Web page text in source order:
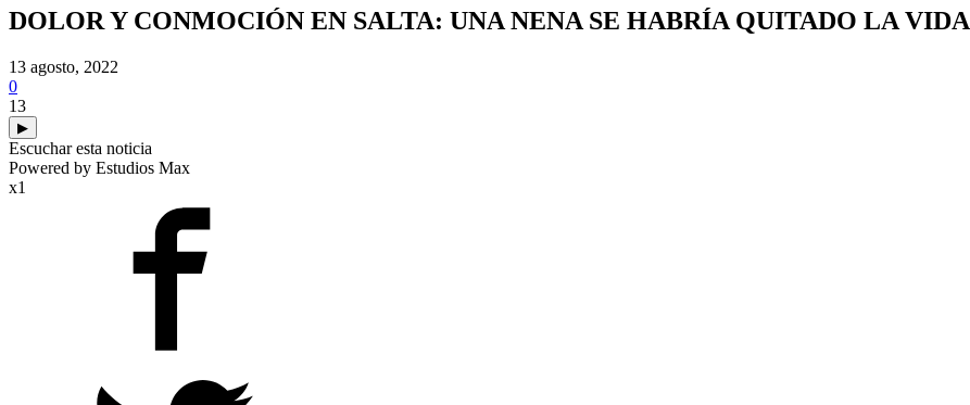
DOLOR Y CONMOCIÓN EN SALTA: UNA NENA SE HABRÍA QUITADO LA VIDA
13 agosto, 2022
0
13
▶
Escuchar esta noticia
Powered by Estudios Max
x1